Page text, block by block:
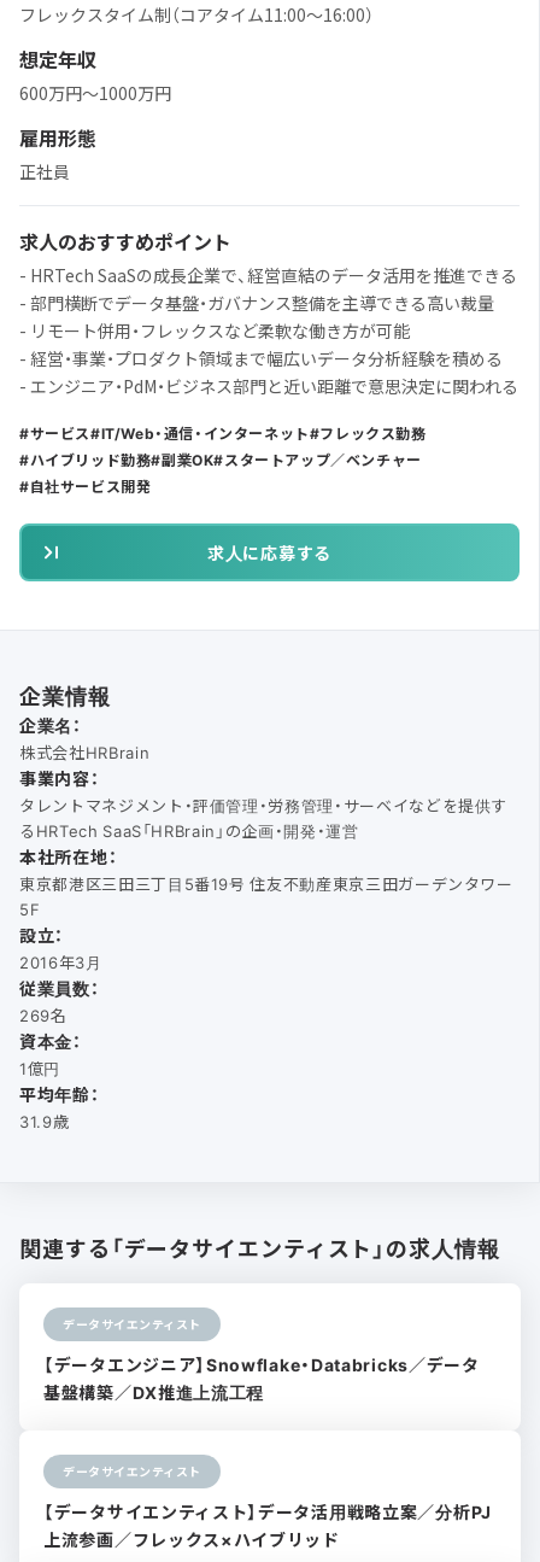
フレックスタイム制（コアタイム11:00〜16:00）
想定年収
600万円〜1000万円
雇用形態
正社員
求人のおすすめポイント
- HRTech SaaSの成長企業で、経営直結のデータ活用を推進できる
- 部門横断でデータ基盤・ガバナンス整備を主導できる高い裁量
- リモート併用・フレックスなど柔軟な働き方が可能
- 経営・事業・プロダクト領域まで幅広いデータ分析経験を積める
- エンジニア・PdM・ビジネス部門と近い距離で意思決定に関われる
サービス IT/Web・通信・インターネット
フレックス勤務
ハイブリッド勤務 副業OK スタートアップ／ベンチャー
自社サービス開発
求人に応募する
企業情報
企業名：
株式会社HRBrain
事業内容：
タレントマネジメント・評価管理・労務管理・サーベイなどを提供す
るHRTech SaaS「HRBrain」の企画・開発・運営
本社所在地：
東京都港区三田三丁目5番19号 住友不動産東京三田ガーデンタワー
5F
設立：
2016年3月
従業員数：
269名
資本金：
1億円
平均年齢：
31.9歳
関連する「データサイエンティスト」の求人情報
データサイエンティスト
【データエンジニア】Snowflake・Databricks／データ
基盤構築／DX推進上流工程
データサイエンティスト
【データサイエンティスト】データ活用戦略立案／分析PJ
上流参画／フレックス×ハイブリッド